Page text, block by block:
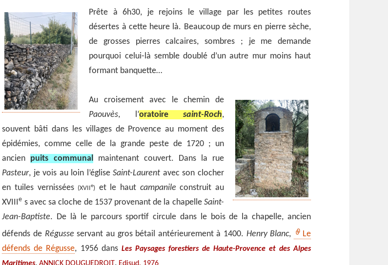
Prête à 6h30, je rejoins le village par les petites routes
désertes à cette heure là. Beaucoup de murs en pierre sèche,
de grosses pierres calcaires, sombres ; je me demande
pourquoi celui-là semble doublé d’un autre mur moins haut
formant banquette…
Au croisement avec le chemin de
Paouvès, l’oratoire saint-Roch,
souvent bâti dans les villages de Provence au moment des
épidémies, comme celle de la grande peste de 1720 ; un
ancien puits communalmaintenant couvert. Dans la rue
Pasteur, je vois au loin l’égliseSaint-Laurent avec son clocher
en tuiles vernissées (XVIIe) et le haut campanile construit au
XVIIIe s avec sa cloche de 1537 provenant de la chapelle Saint-
Jean-Baptiste. De là le parcours sportif circule dans le bois de la chapelle, ancien
défends de Régusse servant au gros bétail antérieurement à 1400. Henry Blanc,
Le
défends de Régusse, 1956 dans Les Paysages forestiers de Haute-Provence et des Alpes